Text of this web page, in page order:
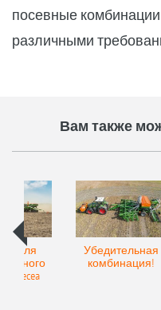
посевные
различными
Вам также
для
точного
Precea
Убедительная
комбинация!